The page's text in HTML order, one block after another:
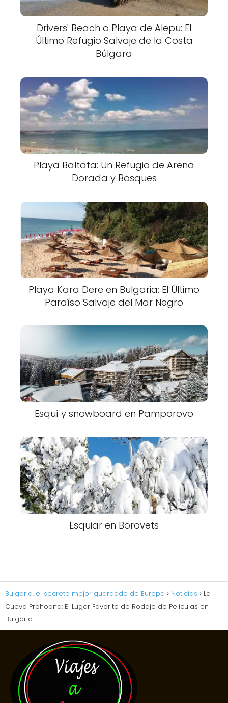
Drivers' Beach o Playa de Alepu: El
Último Refugio Salvaje de la Costa
Búlgara
Playa Baltata: Un Refugio de Arena
Dorada y Bosques
Playa Kara Dere en Bulgaria: El Último
Paraíso Salvaje del Mar Negro
Esquí y snowboard en Pamporovo
Esquiar en Borovets
Bulgaria, el secreto mejor guardado de Europa Noticias
La
Cueva Prohodna: El Lugar Favorito de Rodaje de Películas en
Bulgaria